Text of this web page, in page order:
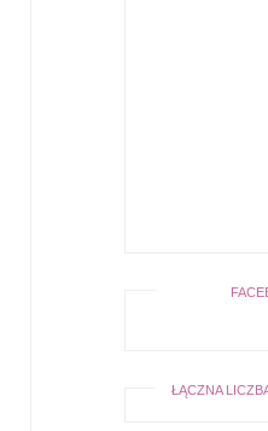
ŁĄCZNA